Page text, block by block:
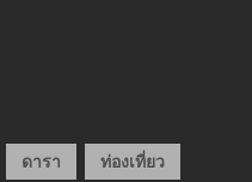
ดารา ท่องเที่ยว